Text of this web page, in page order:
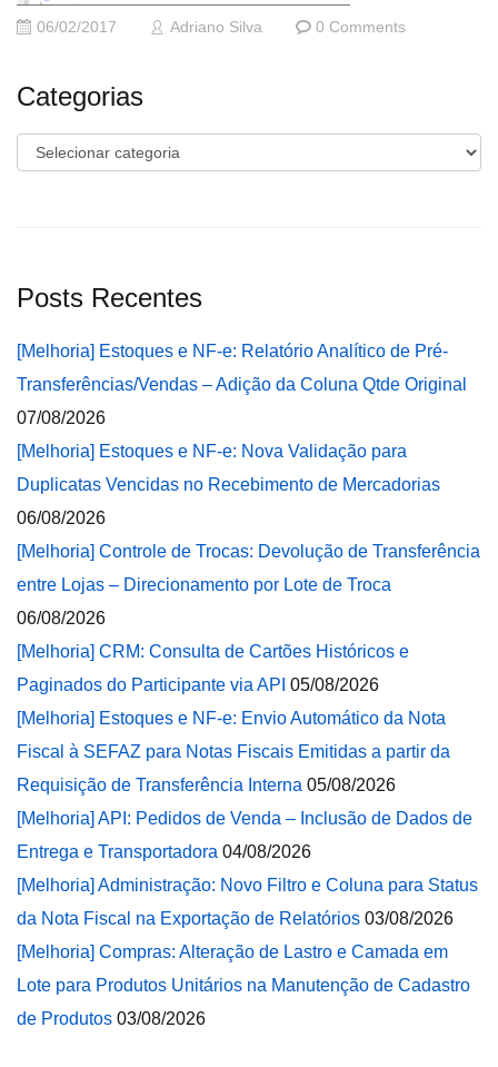
06/02/2017 Adriano Silva 0 Comments
Categorias
Categorias
Posts Recentes
[Melhoria] Estoques e NF-e: Relatório Analítico de Pré-
Transferências/Vendas – Adição da Coluna Qtde Original
07/08/2026
[Melhoria] Estoques e NF-e: Nova Validação para
Duplicatas Vencidas no Recebimento de Mercadorias
06/08/2026
[Melhoria] Controle de Trocas: Devolução de Transferência
entre Lojas – Direcionamento por Lote de Troca
06/08/2026
[Melhoria] CRM: Consulta de Cartões Históricos e
Paginados do Participante via API 05/08/2026
[Melhoria] Estoques e NF-e: Envio Automático da Nota
Fiscal à SEFAZ para Notas Fiscais Emitidas a partir da
Requisição de Transferência Interna 05/08/2026
[Melhoria] API: Pedidos de Venda – Inclusão de Dados de
Entrega e Transportadora 04/08/2026
[Melhoria] Administração: Novo Filtro e Coluna para Status
da Nota Fiscal na Exportação de Relatórios 03/08/2026
[Melhoria] Compras: Alteração de Lastro e Camada em
Lote para Produtos Unitários na Manutenção de Cadastro
de Produtos 03/08/2026